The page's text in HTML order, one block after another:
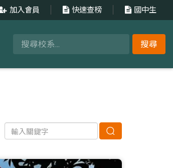
加入會員 快速查榜 國中生
搜尋